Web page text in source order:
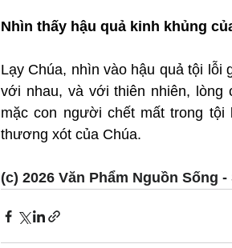
Nhìn thấy hậu quả kinh khủng
Lạy Chúa, nhìn vào hậu quả tội
với nhau, và với thiên nhiên,
mặc con người chết mất trong tội
thương xót của Chúa.
(c) 2026 Văn Phẩm Nguồn Sống